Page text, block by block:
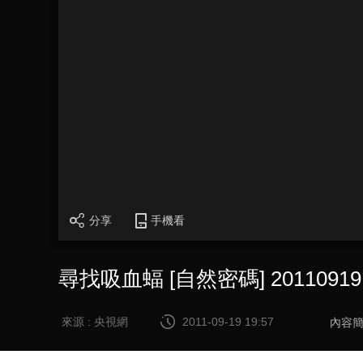
分享 手機看
尋找吸血蝠 [自然密碼] 20110919
來源 : 央視網 2011-09-19 19:57 內容